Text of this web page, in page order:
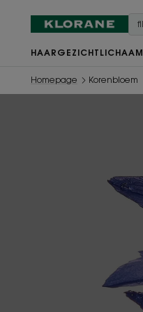
HAAR GEZICHT LICHAAM
Homepage Korenbloem